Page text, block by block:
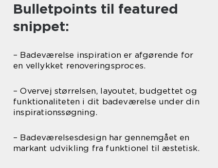
Bulletpoints til featured
snippet:
– Badeværelse inspiration er afgørende for
en vellykket renoveringsproces.
– Overvej størrelsen, layoutet, budgettet og
funktionaliteten i dit badeværelse under din
inspirationssøgning.
– Badeværelsesdesign har gennemgået en
markant udvikling fra funktionel til æstetisk.